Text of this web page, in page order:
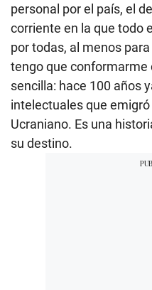
personal por el país, el
corriente en la que todo
por todas, al menos
tengo que conformarme
sencilla: hace 100 años
intelectuales que
Ucraniano. Es una
su destino.